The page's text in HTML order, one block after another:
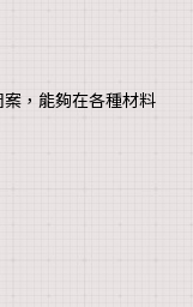
，能夠在各種材料